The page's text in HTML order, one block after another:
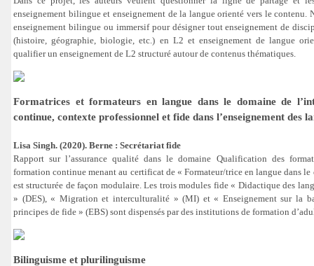
enseignement bilingue et enseignement de la langue orienté vers le contenu.
enseignement bilingue ou immersif pour désigner tout enseignement de
(histoire, géographie, biologie, etc.) en L2 et enseignement de langue
qualifier un enseignement de L2 structuré autour de contenus thématiques.
Formatrices et formateurs en langue dans le domaine de
continue, contexte professionnel et fide dans l’enseignement des
Lisa Singh. (2020). Berne : Secrétariat fide
Rapport sur l’assurance qualité dans le domaine Qualification des
formation continue menant au certificat de « Formateur/trice en langue dans
est structurée de façon modulaire. Les trois modules fide « Didactique des
» (DES), « Migration et interculturalité » (MI) et « Enseignement sur la
principes de fide » (EBS) sont dispensés par des institutions de formation
Bilinguisme et plurilinguisme